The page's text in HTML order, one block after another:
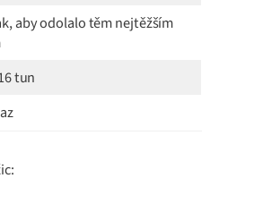
aby odolalo těm nejtěžším
tun